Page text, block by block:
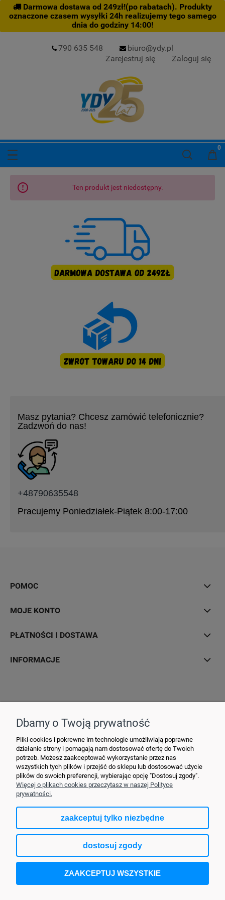
Darmowa dostawa od 249zł!(po rabatach). Produkty
oznaczone czasem wysyłki 24h realizujemy tego samego
dnia do godziny 14:00!
790 635 548
biuro@ydy.pl
Zarejestruj się
Zaloguj się
Ten produkt jest niedostępny.
Masz pytania? Chcesz zamówić telefonicznie?
Zadzwoń do nas!
+48790635548
Pracujemy Poniedziałek-Piątek 8:00-17:00
POMOC
MOJE KONTO
PŁATNOŚCI I DOSTAWA
INFORMACJE
+48790635548• MAIL: ydypl
Sklep internetowy Shoper.pl
Dbamy o Twoją prywatność
Pliki cookies i pokrewne im technologie umożliwiają poprawne
działanie strony i pomagają nam dostosować ofertę do Twoich
potrzeb. Możesz zaakceptować wykorzystanie przez nas
wszystkich tych plików i przejść do sklepu lub dostosować użycie
plików do swoich preferencji, wybierając opcję "Dostosuj zgody".
Więcej o plikach cookies przeczytasz w naszej Polityce
prywatności.
zaakceptuj tylko niezbędne
dostosuj zgody
ZAAKCEPTUJ WSZYSTKIE